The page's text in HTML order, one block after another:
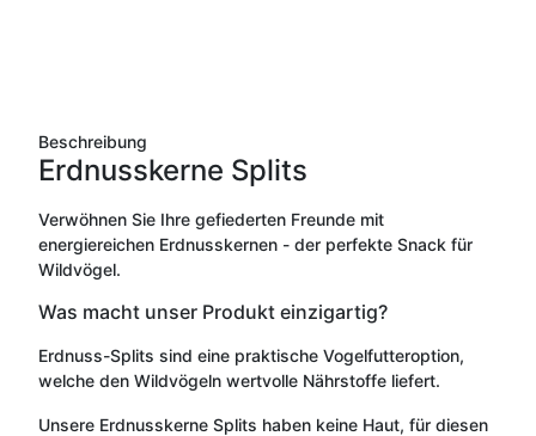
Beschreibung
Erdnusskerne Splits
Verwöhnen Sie Ihre gefiederten Freunde mit
energiereichen Erdnusskernen - der perfekte Snack für
Wildvögel.
Was macht unser Produkt einzigartig?
Erdnuss-Splits sind eine praktische Vogelfutteroption,
welche den Wildvögeln wertvolle Nährstoffe liefert.
Unsere Erdnusskerne Splits haben keine Haut, für diesen